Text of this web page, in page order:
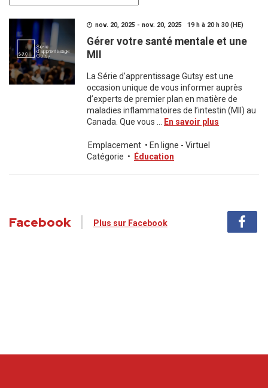
nov. 20, 2025 - nov. 20, 2025 19 h à 20 h 30 (HE)
Gérer votre santé mentale et une
MII
La Série d’apprentissage Gutsy est une
occasion unique de vous informer auprès
d’experts de premier plan en matière de
maladies inflammatoires de l’intestin (MII) au
Canada. Que vous ...
En savoir plus
Emplacement • En ligne - Virtuel
Catégorie • Éducation
Facebook Plus sur Facebook